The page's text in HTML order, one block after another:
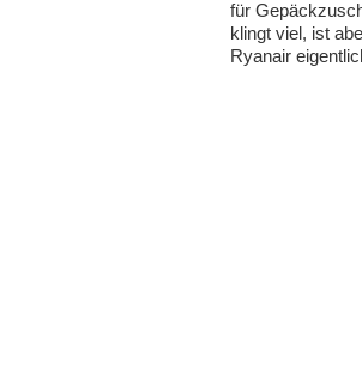
für
klingt viel, ist
Ryanair